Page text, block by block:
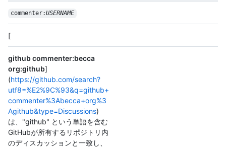
commenter:USERNAME
[
github commenter:becca
org:github]
(https://github.com/search?
utf8=%E2%9C%93&q=github+
commenter%3Abecca+org%3
Agithub&type=Discussions)
は、"github" という単語を含む
GitHubが所有するリポジトリ内
のディスカッションと一致し、